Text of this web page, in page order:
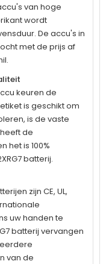
van hoge
wordt
De accu's in
met de prijs af
keuren de
is geschikt om
is de vaste
de
het is 100%
batterij.
zijn CE, UL,
uw handen te
batterij vervangen
van de